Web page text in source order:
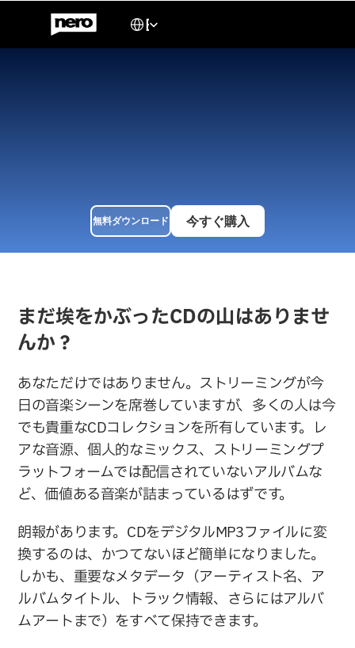
English
2026年版：音楽CDをメタ
無料ダウンロード 今すぐ購入
まだ埃をかぶったCDの山はありませ
んか？
あなただけではありません。ストリーミングが今
日の音楽シーンを席巻していますが、多くの人は今
でも貴重なCDコレクションを所有しています。レ
アな音源、個人的なミックス、ストリーミングプ
ラットフォームでは配信されていないアルバムな
ど、価値ある音楽が詰まっているはずです。
朗報があります。CDをデジタルMP3ファイルに変
換するのは、かつてないほど簡単になりました。
しかも、重要なメタデータ（アーティスト名、ア
ルバムタイトル、トラック情報、さらにはアルバ
ムアートまで）をすべて保持できます。